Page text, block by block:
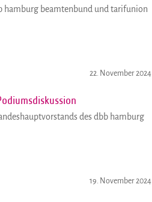
hamburg beamtenbund und tarifunion
22. November 2024
des dbb hamburg
19. November 2024